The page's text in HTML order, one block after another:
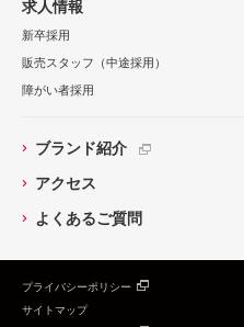
求人情報
新卒採用
販売スタッフ（中途採用）
障がい者採用
ブランド紹介
アクセス
よくあるご質問
プライバシーポリシー
サイトマップ